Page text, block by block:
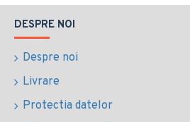
DESPRE NOI
Despre noi
Livrare
Protectia datelor